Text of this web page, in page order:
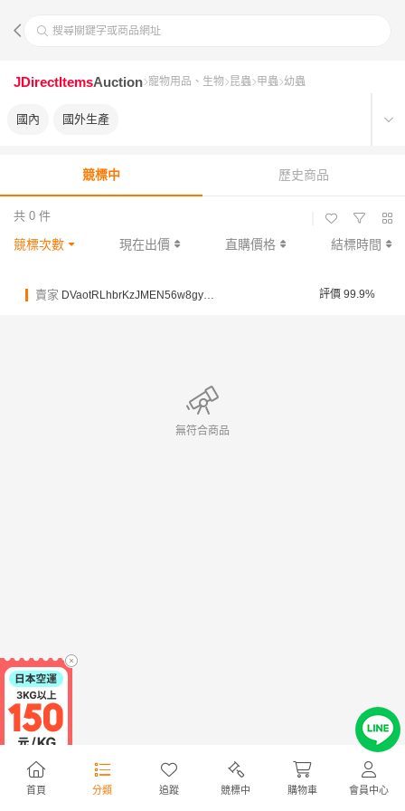
搜尋關鍵字或商品網址
首頁 分類 追蹤 競標中 購物車 會員中心
JDirectItemsAuction 寵物用品、生物 昆蟲 甲蟲 幼蟲
國內 國外生產
競標中 歷史商品
共 0 件
競標次數 現在出價 直購價格 結標時間
賣家 DVaotRLhbrKzJMEN56w8gyRbhHnKa 評價 99.9%
無符合商品